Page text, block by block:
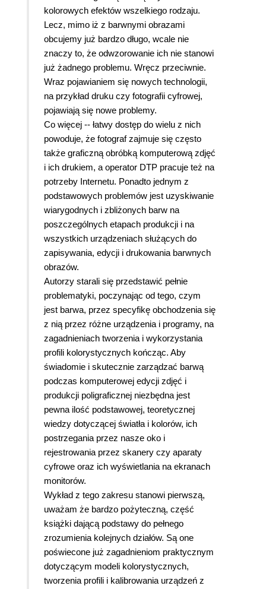
kolorowych efektów wszelkiego rodzaju.
Lecz, mimo iż z barwnymi obrazami
obcujemy już bardzo długo, wcale nie
znaczy to, że odwzorowanie ich nie stanowi
już żadnego problemu. Wręcz przeciwnie.
Wraz pojawianiem się nowych technologii,
na przykład druku czy fotografii cyfrowej,
pojawiają się nowe problemy.
Co więcej -- łatwy dostęp do wielu z nich
powoduje, że fotograf zajmuje się często
także graficzną obróbką komputerową zdjęć
i ich drukiem, a operator DTP pracuje też na
potrzeby Internetu. Ponadto jednym z
podstawowych problemów jest uzyskiwanie
wiarygodnych i zbliżonych barw na
poszczególnych etapach produkcji i na
wszystkich urządzeniach służących do
zapisywania, edycji i drukowania barwnych
obrazów.
Autorzy starali się przedstawić pełnie
problematyki, poczynając od tego, czym
jest barwa, przez specyfikę obchodzenia się
z nią przez różne urządzenia i programy, na
zagadnieniach tworzenia i wykorzystania
profili kolorystycznych kończąc. Aby
świadomie i skutecznie zarządzać barwą
podczas komputerowej edycji zdjęć i
produkcji poligraficznej niezbędna jest
pewna ilość podstawowej, teoretycznej
wiedzy dotyczącej światła i kolorów, ich
postrzegania przez nasze oko i
rejestrowania przez skanery czy aparaty
cyfrowe oraz ich wyświetlania na ekranach
monitorów.
Wykład z tego zakresu stanowi pierwszą,
uważam że bardzo pożyteczną, część
książki dającą podstawy do pełnego
zrozumienia kolejnych działów. Są one
poświecone już zagadnieniom praktycznym
dotyczącym modeli kolorystycznych,
tworzenia profili i kalibrowania urządzeń z